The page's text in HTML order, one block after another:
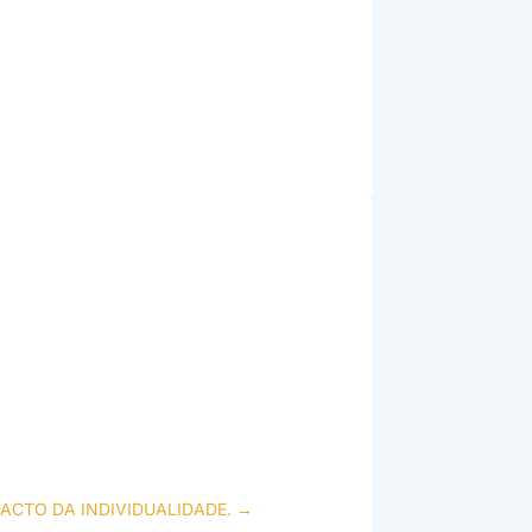
DA INDIVIDUALIDADE. →